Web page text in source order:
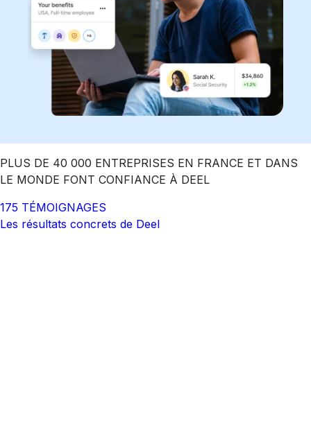
PLUS DE 40 000 ENTREPRISES EN FRANCE ET DANS
LE MONDE FONT CONFIANCE À DEEL
175 TÉMOIGNAGES
Les résultats concrets de Deel